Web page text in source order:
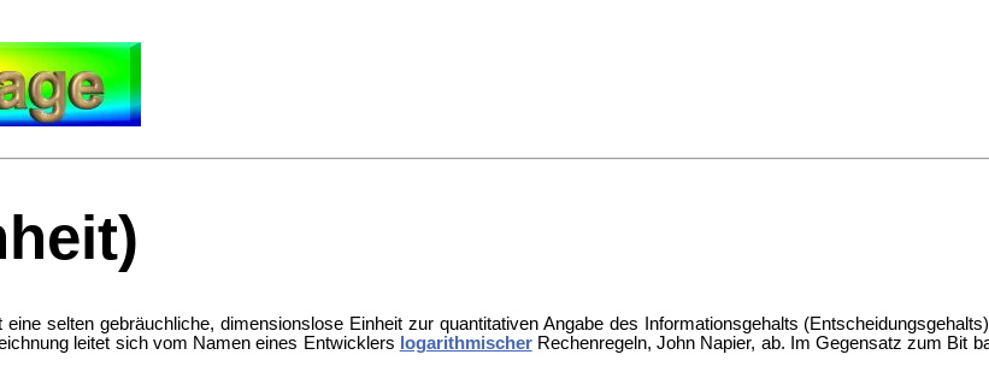
selten gebräuchliche, dimensionslose Einheit zur quantitativen Angabe des
Informationsgehalts
leitet sich vom Namen eines Entwicklers logarithmischerRechenregeln,John Napier, ab. Im Gegensatz zum Bit